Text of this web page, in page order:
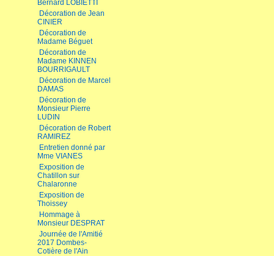
Bernard LOBIETTI
Décoration de Jean
CINIER
Décoration de
Madame Béguet
Décoration de
Madame KINNEN
BOURRIGAULT
Décoration de Marcel
DAMAS
Décoration de
Monsieur Pierre
LUDIN
Décoration de Robert
RAMIREZ
Entretien donné par
Mme VIANES
Exposition de
Chatillon sur
Chalaronne
Exposition de
Thoissey
Hommage à
Monsieur DESPRAT
Journée de l'Amitié
2017 Dombes-
Cotière de l'Ain